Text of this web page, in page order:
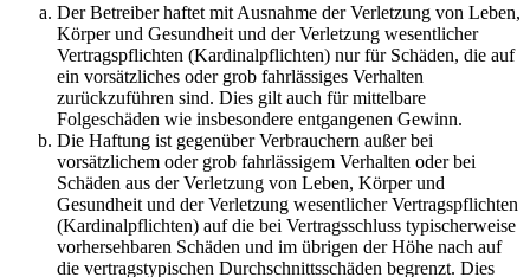
Der Betreiber haftet mit Ausnahme der Verletzung von Leben,
Körper und Gesundheit und der Verletzung wesentlicher
Vertragspflichten (Kardinalpflichten) nur für Schäden, die auf
ein vorsätzliches oder grob fahrlässiges Verhalten
zurückzuführen sind. Dies gilt auch für mittelbare
Folgeschäden wie insbesondere entgangenen Gewinn.
Die Haftung ist gegenüber Verbrauchern außer bei
vorsätzlichem oder grob fahrlässigem Verhalten oder bei
Schäden aus der Verletzung von Leben, Körper und
Gesundheit und der Verletzung wesentlicher Vertragspflichten
(Kardinalpflichten) auf die bei Vertragsschluss typischerweise
vorhersehbaren Schäden und im übrigen der Höhe nach auf
die vertragstypischen Durchschnittsschäden begrenzt. Dies